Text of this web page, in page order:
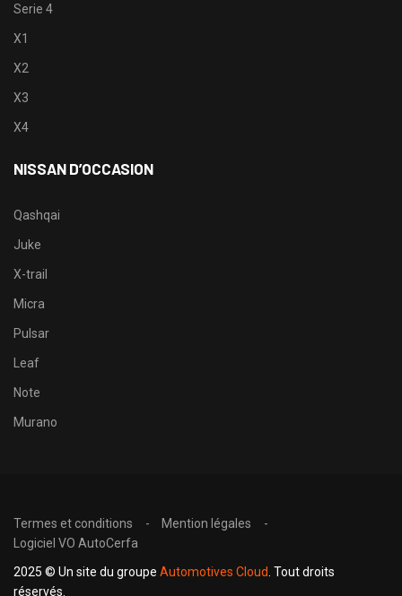
Serie 4
X1
X2
X3
X4
NISSAN D’OCCASION
Qashqai
Juke
X-trail
Micra
Pulsar
Leaf
Note
Murano
Termes et conditions
Mention légales
Logiciel VO AutoCerfa
2025 © Un site du groupe Automotives Cloud . Tout droits
réservés.